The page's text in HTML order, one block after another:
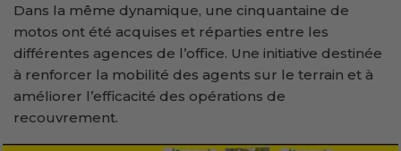
Dans la même dynamique, une cinquantaine de
motos ont été acquises et réparties entre les
différentes agences de l’office. Une initiative destinée
à renforcer la mobilité des agents sur le terrain et à
améliorer l’efficacité des opérations de
recouvrement.